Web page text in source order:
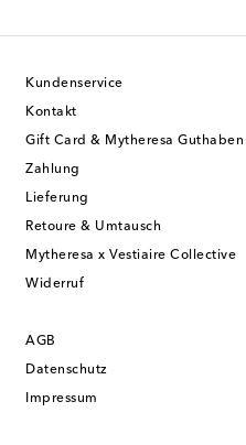
Kundenservice
Kontakt
Gift Card & Mytheresa Guthaben
Zahlung
Lieferung
Retoure & Umtausch
Mytheresa x Vestiaire Collective
Widerruf
AGB
Datenschutz
Impressum